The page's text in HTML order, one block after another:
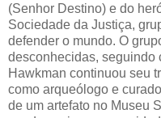
(Senhor Destino) e do
Sociedade da Justiça,
defender o mundo. O
desconhecidas, seguindo
Hawkman continuou seu
como arqueólogo e
de um artefato no Museu